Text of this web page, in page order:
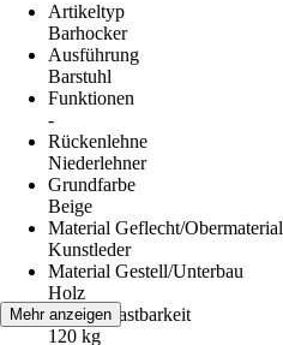
Artikeltyp
Barhocker
Ausführung
Barstuhl
Funktionen
-
Rückenlehne
Niederlehner
Grundfarbe
Beige
Material Geflecht/Obermaterial
Kunstleder
Material Gestell/Unterbau
Holz
Max. Belastbarkeit
120 kg
Mehr anzeigen